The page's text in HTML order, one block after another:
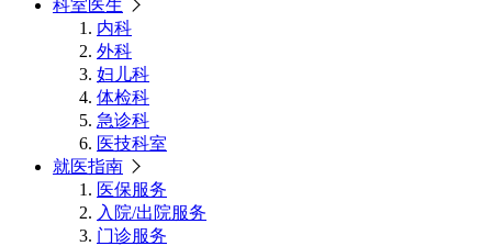
科室医生
内科
外科
妇儿科
体检科
急诊科
医技科室
就医指南
医保服务
入院/出院服务
门诊服务